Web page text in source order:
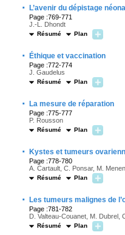
· L’avenir du dépistage
Page :769-771
J.-L. Dhondt
Résumé Plan
· Éthique et vaccination
Page :772-774
J. Gaudelus
Résumé Plan
· La mesure de réparation
Page :775-777
P. Rousson
Résumé Plan
· Kystes et tumeurs
Page :778-780
A. Cartault, C. Ponsar, M.
Résumé Plan
· Les tumeurs malignes de
Page :781-782
D. Valteau-Couanet, M. Dubrel,
Résumé Plan